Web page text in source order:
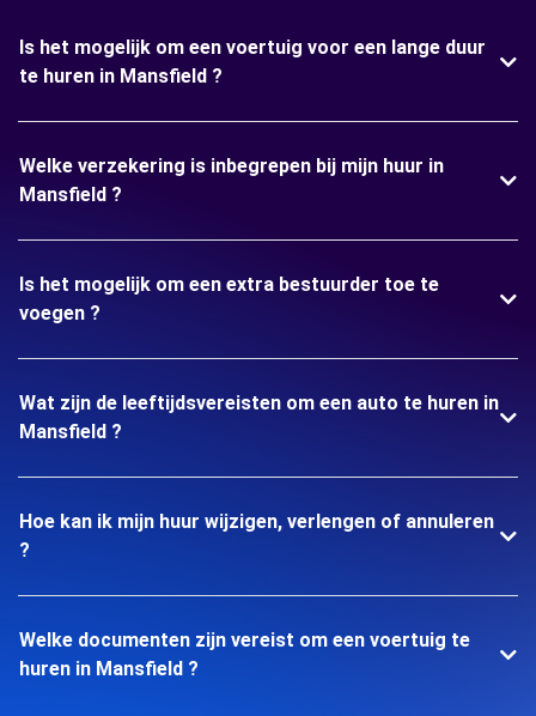
Is het mogelijk om een voertuig voor een lange duur
te huren in Mansfield ?
Welke verzekering is inbegrepen bij mijn huur in
Mansfield ?
Is het mogelijk om een extra bestuurder toe te
voegen ?
Wat zijn de leeftijdsvereisten om een auto te huren in
Mansfield ?
Hoe kan ik mijn huur wijzigen, verlengen of annuleren
?
Welke documenten zijn vereist om een voertuig te
huren in Mansfield ?